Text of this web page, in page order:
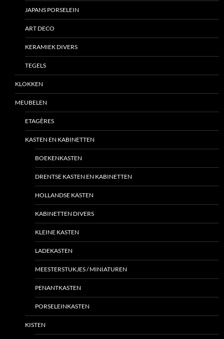
JAPANS PORSELEIN
ART DECO
KERAMIEK DIVERS
TEGELS
KLOKKEN
MEUBELEN
ETAGÈRES
KASTEN EN KABINETTEN
BOEKENKASTEN
DRENTSE KASTEN EN KABINETTEN
HOLLANDSE KASTEN
KABINETTEN DIVERS
KLEINE KASTEN
LADEKASTEN
MEESTERSTUKJES / MINIATUREN
PENANTKASTEN
PORSELEINKASTEN
KISTEN